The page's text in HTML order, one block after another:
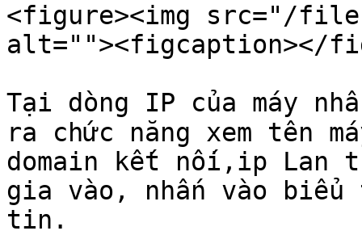
<figure><img src="/files/
alt=""><figcaption></
Tại dòng IP của máy
ra chức năng xem tên
domain kết nối,ip Lan
gia vào, nhấn vào biểu
tin.